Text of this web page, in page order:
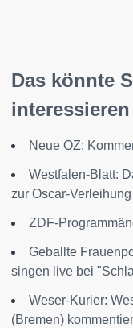
Das könnte
interessieren
Neue OZ:
Westfalen-Blatt:
zur Oscar-Verleihung
ZDF-
Geballte
singen live bei
Weser-Kurier:
(Bremen)